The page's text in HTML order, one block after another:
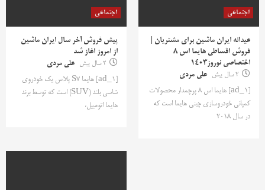
اجتماعی
عیدانه ایران ماشین برای مشتریان |
فروش اقساطی هایما اس 8
اختصاصی نوروز1403
2 سال پیش
علی مردی
[ad_1] هایما اس 8 پرچمدار محصولات
کمپانی خودروسازی چینی هایما است که
در سال ۲۰۱۸
اجتماعی
پیش فروش آخر سال ایران ماشین
از امروز اغاز شد
2 سال پیش
علی مردی
[ad_1] هایما S7 پلاس یک خودروی
شاسی بلند (SUV) است که توسط برند
هایما اتومبیل،